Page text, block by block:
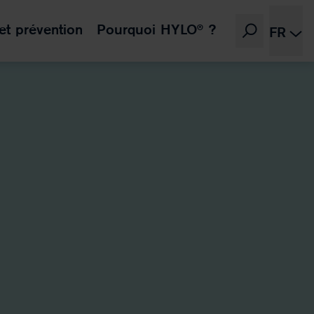
prévention Pourquoi HYLO® ? FR